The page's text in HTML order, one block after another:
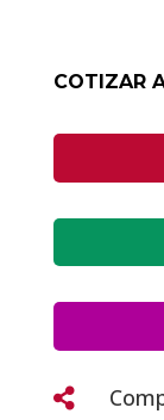
COTIZAR
